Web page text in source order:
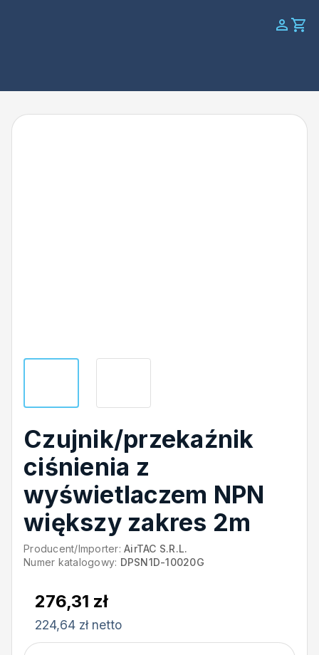
Czujnik/przekaźnik
ciśnienia z
wyświetlaczem NPN
większy zakres 2m
Producent/Importer: AirTAC S.R.L.
Numer katalogowy: DPSN1D-10020G
276,31 zł
224,64 zł netto